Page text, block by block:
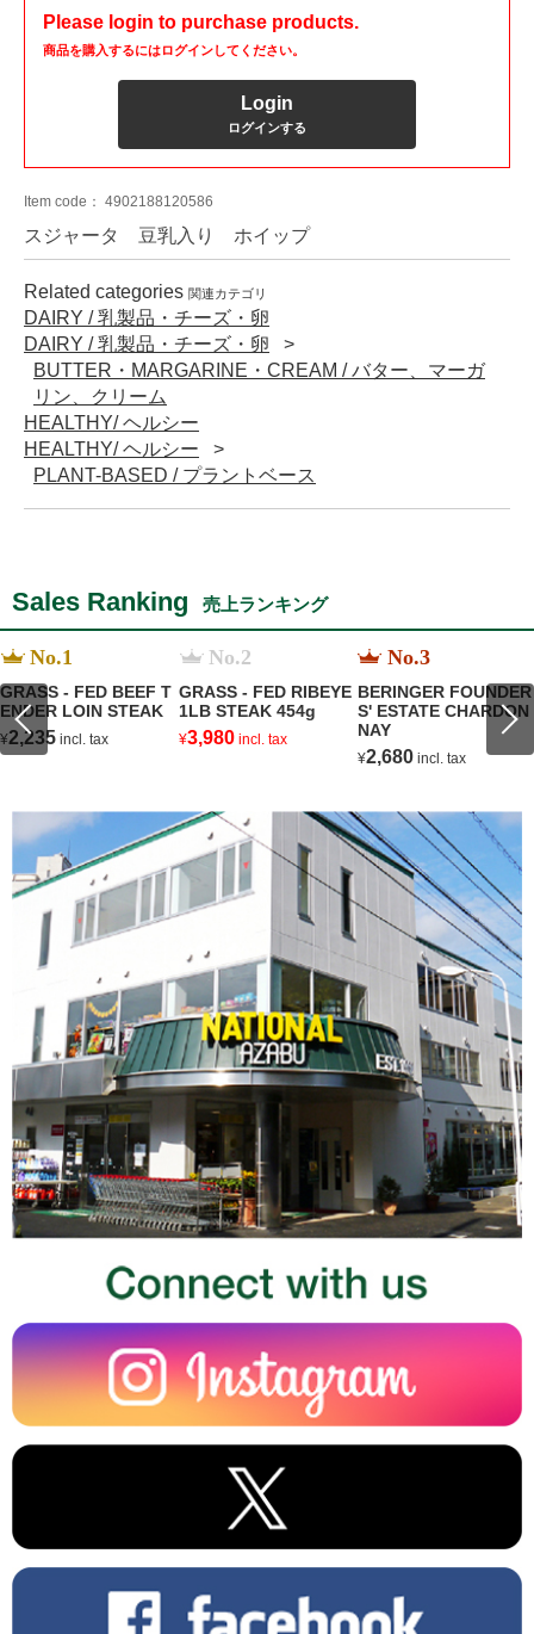
Please login to purchase products.
商品を購入するにはログインしてください。
Login
ログインする
Item code： 4902188120586
スジャータ 豆乳入り ホイップ
Related categories 関連カテゴリ
DAIRY / 乳製品・チーズ・卵
DAIRY / 乳製品・チーズ・卵
BUTTER・MARGARINE・CREAM / バター、マーガ
リン、クリーム
HEALTHY/ ヘルシー
HEALTHY/ ヘルシー
PLANT-BASED / プラントベース
Sales Ranking 売上ランキング
No.1
GRASS - FED BEEF T
ENDER LOIN STEAK
¥2,235 incl. tax
No.2
GRASS - FED RIBEYE
1LB STEAK 454g
¥3,980 incl. tax
No.3
BERINGER FOUNDER
S' ESTATE CHARDON
NAY
¥2,680 incl. tax